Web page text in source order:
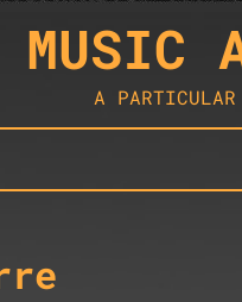
MUSIC
A